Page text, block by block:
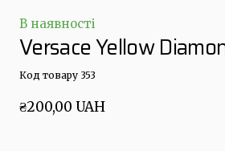
В наявності
Versace Yellow
Код товару 353
₴200,00 UAH